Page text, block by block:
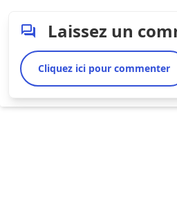
Laissez un
Cliquez ici pour commenter